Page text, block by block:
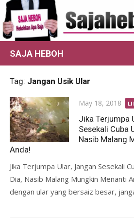
Skip
to
content
SAJA HEBOH
Tag: Jangan Usik Ular
Posted
on
May 18, 2018
Jika Terjumpa
Sesekali Cuba
Nasib Malang
Anda!
Jika Terjumpa Ular, Jangan Sesekali
Dia, Nasib Malang Mungkin Menanti
dengan ular yang bersaiz besar,